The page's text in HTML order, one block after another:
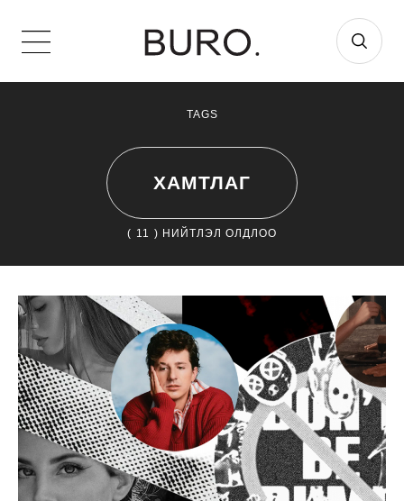
TAGS
ХАМТЛАГ
( 11 ) НИЙТЛЭЛ ОЛДЛОО